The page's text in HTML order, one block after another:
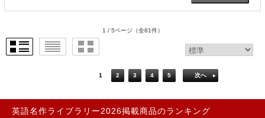
1 / 5ページ （全81件）
1 2 3 4 5 次へ
英語名作ライブラリー2026掲載商品のランキング